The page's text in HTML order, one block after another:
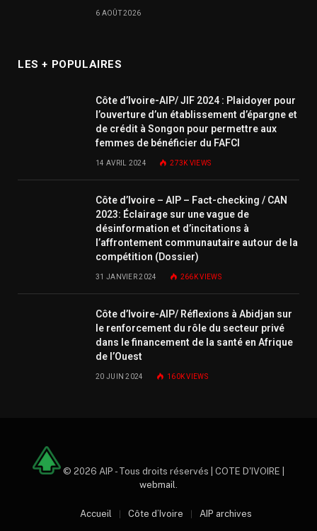
6 AOÛT 2026
LES + POPULAIRES
Côte d’Ivoire-AIP/ JIF 2024 : Plaidoyer pour
l’ouverture d’un établissement d’épargne et
de crédit à Songon pour permettre aux
femmes de bénéficier du FAFCI
14 AVRIL 2024 273KVIEWS
Côte d’Ivoire – AIP – Fact-checking / CAN
2023: Éclairage sur une vague de
désinformation et d’incitations à
l’affrontement communautaire autour de la
compétition (Dossier)
31 JANVIER 2024 266KVIEWS
Côte d’Ivoire-AIP/ Réflexions à Abidjan sur
le renforcement du rôle du secteur privé
dans le financement de la santé en Afrique
de l’Ouest
20 JUIN 2024 160KVIEWS
© 2026 AIP - Tous droits réservés | COTE D'IVOIRE |
webmail.
Accueil Côte d’Ivoire AIP archives